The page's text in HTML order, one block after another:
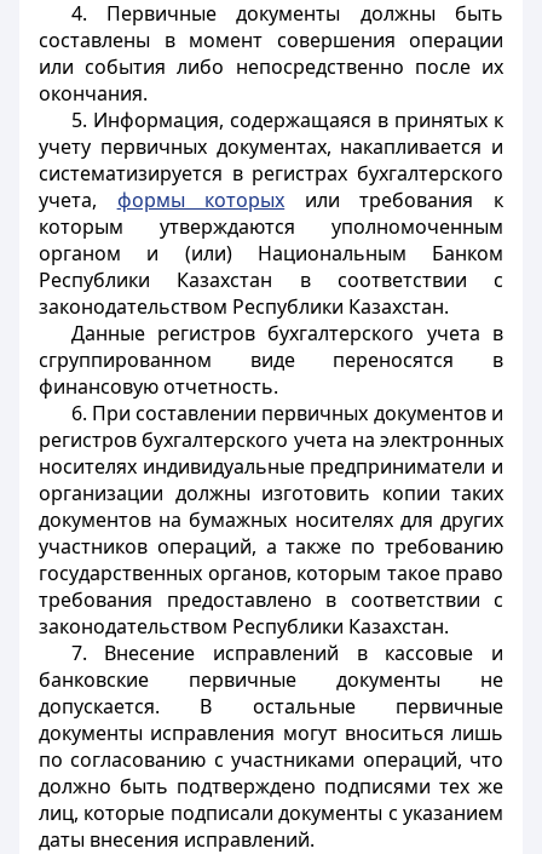
4. Первичные документы должны быть
составлены в момент совершения операции
или события либо непосредственно после их
окончания.
5. Информация, содержащаяся в принятых к
учету первичных документах, накапливается и
систематизируется в регистрах бухгалтерского
учета, формы которых или требования к
которым утверждаются уполномоченным
органом и (или) Национальным Банком
Республики Казахстан в соответствии с
законодательством Республики Казахстан.
Данные регистров бухгалтерского учета в
сгруппированном виде переносятся в
финансовую отчетность.
6. При составлении первичных документов и
регистров бухгалтерского учета на электронных
носителях индивидуальные предприниматели и
организации должны изготовить копии таких
документов на бумажных носителях для других
участников операций, а также по требованию
государственных органов, которым такое право
требования предоставлено в соответствии с
законодательством Республики Казахстан.
7. Внесение исправлений в кассовые и
банковские первичные документы не
допускается. В остальные первичные
документы исправления могут вноситься лишь
по согласованию с участниками операций, что
должно быть подтверждено подписями тех же
лиц, которые подписали документы с указанием
даты внесения исправлений.